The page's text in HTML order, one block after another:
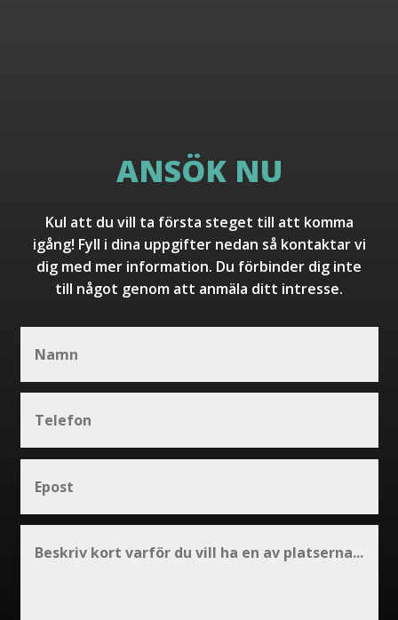
ANSÖK NU
Kul att du vill ta första steget till att komma
igång! Fyll i dina uppgifter nedan så kontaktar vi
dig med mer information. Du förbinder dig inte
till något genom att anmäla ditt intresse.